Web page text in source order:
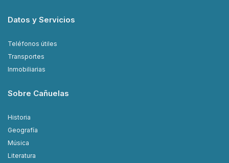
Datos y Servicios
Teléfonos útiles
Transportes
Inmobiliarias
Sobre Cañuelas
Historia
Geografía
Música
Literatura